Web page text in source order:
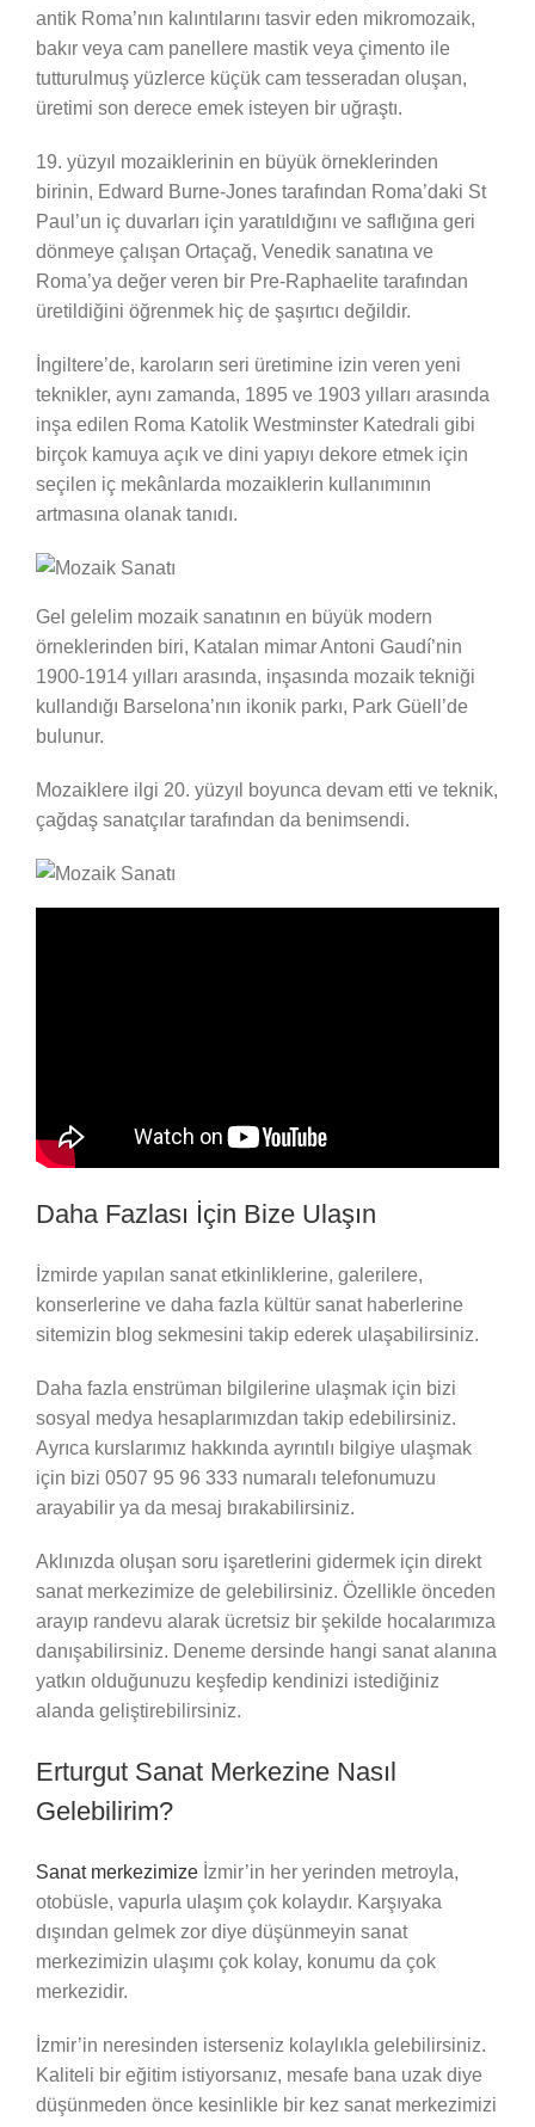
antik Roma’nın kalıntılarını tasvir eden mikromozaik,
bakır veya cam panellere mastik veya çimento ile
tutturulmuş yüzlerce küçük cam tesseradan oluşan,
üretimi son derece emek isteyen bir uğraştı.
19. yüzyıl mozaiklerinin en büyük örneklerinden
birinin, Edward Burne-Jones tarafından Roma’daki St
Paul’un iç duvarları için yaratıldığını ve saflığına geri
dönmeye çalışan Ortaçağ, Venedik sanatına ve
Roma’ya değer veren bir Pre-Raphaelite tarafından
üretildiğini öğrenmek hiç de şaşırtıcı değildir.
İngiltere’de, karoların seri üretimine izin veren yeni
teknikler, aynı zamanda, 1895 ve 1903 yılları arasında
inşa edilen Roma Katolik Westminster Katedrali gibi
birçok kamuya açık ve dini yapıyı dekore etmek için
seçilen iç mekânlarda mozaiklerin kullanımının
artmasına olanak tanıdı.
Gel gelelim mozaik sanatının en büyük modern
örneklerinden biri, Katalan mimar Antoni Gaudí’nin
1900-1914 yılları arasında, inşasında mozaik tekniği
kullandığı Barselona’nın ikonik parkı, Park Güell’de
bulunur.
Mozaiklere ilgi 20. yüzyıl boyunca devam etti ve teknik,
çağdaş sanatçılar tarafından da benimsendi.
Daha Fazlası İçin Bize Ulaşın
İzmirde yapılan sanat etkinliklerine, galerilere,
konserlerine ve daha fazla kültür sanat haberlerine
sitemizin blog sekmesini takip ederek ulaşabilirsiniz.
Daha fazla enstrüman bilgilerine ulaşmak için bizi
sosyal medya hesaplarımızdan takip edebilirsiniz.
Ayrıca kurslarımız hakkında ayrıntılı bilgiye ulaşmak
için bizi 0507 95 96 333 numaralı telefonumuzu
arayabilir ya da mesaj bırakabilirsiniz.
Aklınızda oluşan soru işaretlerini gidermek için direkt
sanat merkezimize de gelebilirsiniz. Özellikle önceden
arayıp randevu alarak ücretsiz bir şekilde hocalarımıza
danışabilirsiniz. Deneme dersinde hangi sanat alanına
yatkın olduğunuzu keşfedip kendinizi istediğiniz
alanda geliştirebilirsiniz.
Erturgut Sanat Merkezine Nasıl
Gelebilirim?
Sanat merkezimize İzmir’in her yerinden metroyla,
otobüsle, vapurla ulaşım çok kolaydır. Karşıyaka
dışından gelmek zor diye düşünmeyin sanat
merkezimizin ulaşımı çok kolay, konumu da çok
merkezidir.
İzmir’in neresinden isterseniz kolaylıkla gelebilirsiniz.
Kaliteli bir eğitim istiyorsanız, mesafe bana uzak diye
düşünmeden önce kesinlikle bir kez sanat merkezimizi